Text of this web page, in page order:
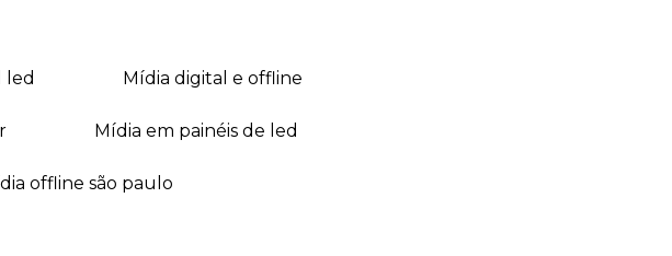
led mídia digital e offline
mídia em painéis de led
offline são paulo